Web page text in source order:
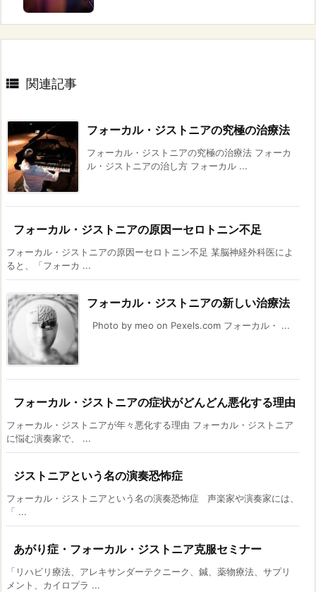
 関連記事
フォーカル・ジストニアの究極の治療法
フォーカル・ジストニアの究極の治療法 フォーカ
ル・ジストニアの治し方 フォーカル ...
フォーカル・ジストニアの原因ーセロトニン不足
フォーカル・ジストニアの原因ーセロトニン不足 某脳神経外科医によ
ると、「フォーカ ...
フォーカル・ジストニアの新しい治療法
Photo by meo on Pexels.com フォーカル・ ...
フォーカル・ジストニアの症状がどんどん悪化する理由
フォーカル・ジストニアが年々悪化する理由 フォーカル・ジストニア
に悩む演奏家で、 ...
ジストニアという名の演奏恐怖症
フォーカル・ジストニアという名の演奏恐怖症 声楽家や演奏家には、
「 ...
あがり症・フォーカル・ジストニア克服セミナー
「リハビリ療法、アレキサンダーテクニーク、鍼、薬物療法、サプリ
メント、カイロプラ ...